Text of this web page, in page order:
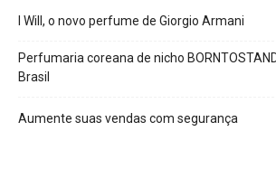
I Will, o novo perfume de Giorgio Armani
Perfumaria coreana de nicho
Brasil
Aumente suas vendas com segurança